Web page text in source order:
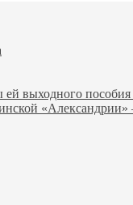
ей выходного